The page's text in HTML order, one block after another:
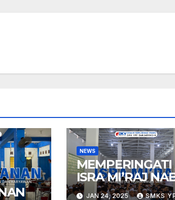
NEWS
MEMPERINGATI
ISRA MI’RAJ
MUHAMMAD
JAN 24, 2025 SMKS